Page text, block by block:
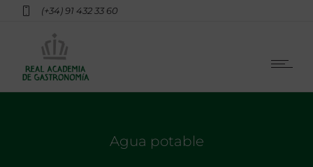
(+34) 91 432 33 60
Agua potable